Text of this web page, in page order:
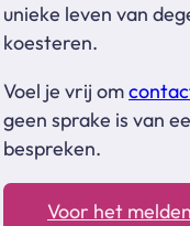
unieke leven van
koesteren.
Voel je vrij om
geen sprake is van
bespreken.
Voor het